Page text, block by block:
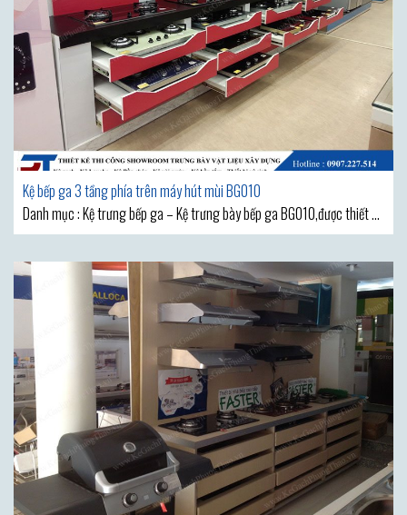
Kệ bếp ga 3 tầng phía trên máy hút mùi BG010
Danh mục : Kệ trưng bếp ga – Kệ trưng bày bếp ga BG010,được thiết kế
có nhiều tầng tiện dụng khi trưng bày sản phẩm. Các mặt tầng được
làm bằng chất liệu gỗ MDF phun sơn PU cho bề mặt nhẵn mịn, màu sắc
tươi sáng Là đơn vị sản xuất trực tiếp